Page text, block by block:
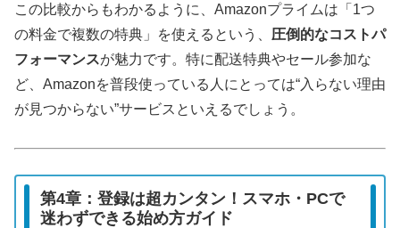
この比較からもわかるように、Amazonプライムは「1つ
の料金で複数の特典」を使えるという、 圧倒的なコストパ
フォーマンスが魅力です。特に配送特典やセール参加な
ど、Amazonを普段使っている人にとっては“入らない理由
が見つからない”サービスといえるでしょう。
第4章：登録は超カンタン！スマホ・PCで
迷わずできる始め方ガイド